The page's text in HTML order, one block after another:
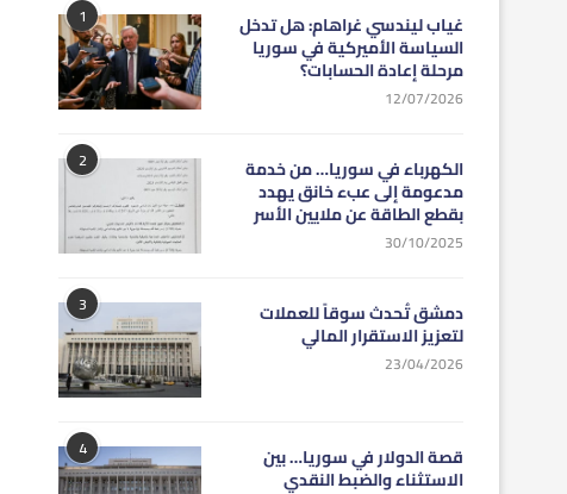
1 غياب ليندسي غراهام: هل تدخل
السياسة الأميركية في سوريا
مرحلة إعادة الحسابات؟
12/07/2026
2 الكهرباء في سوريا… من خدمة
مدعومة إلى عبء خانق يهدد
بقطع الطاقة عن ملايين الأسر
30/10/2025
3 دمشق تُحدث سوقاً للعملات
لتعزيز الاستقرار المالي
23/04/2026
4 قصة الدولار في سوريا… بين
الاستثناء والضبط النقدي